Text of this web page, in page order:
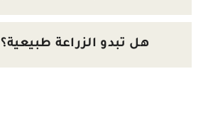
هل تبدو الزراعة طبيعية؟